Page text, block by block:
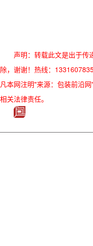
声明：转载此文是出于传
除，谢谢！热线：
凡本网注明"来源：包装前沿
相关法律责任。